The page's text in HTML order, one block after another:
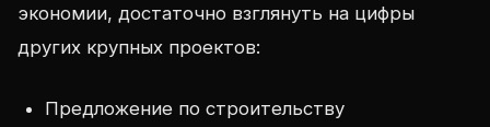
экономии, достаточно взглянуть на цифры
других крупных проектов:
Предложение по строительству